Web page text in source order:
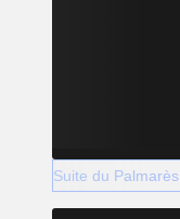
Suite du Palmarès